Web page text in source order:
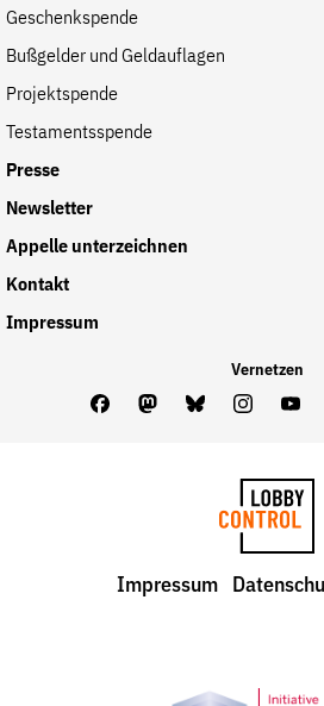
Geschenkspende
Bußgelder und Geldauflagen
Projektspende
Testamentsspende
Presse
Newsletter
Appelle unterzeichnen
Kontakt
Impressum
Vernetzen
FacebookMastodon
Bluesky
LobbyControl
Impressum